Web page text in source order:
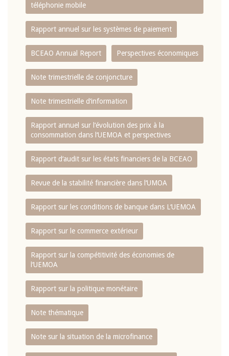
téléphonie mobile
Rapport annuel sur les systèmes de paiement
BCEAO Annual Report Perspectives économiques
Note trimestrielle de conjoncture
Note trimestrielle d‘information
Rapport annuel sur l‘évolution des prix à la
consommation dans l‘UEMOA et perspectives
Rapport d‘audit sur les états financiers de la BCEAO
Revue de la stabilité financière dans l‘UMOA
Rapport sur les conditions de banque dans L‘UEMOA
Rapport sur le commerce extérieur
Rapport sur la compétitivité des économies de
l‘UEMOA
Rapport sur la politique monétaire
Note thématique
Note sur la situation de la microfinance